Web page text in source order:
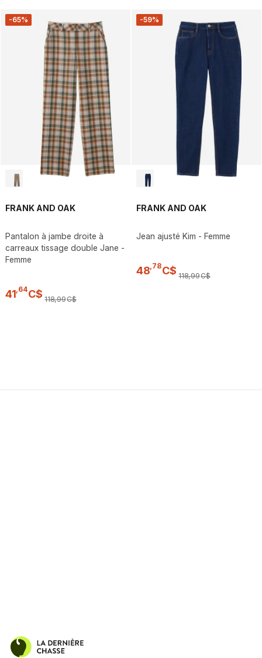
-65%
FRANK AND OAK
Pantalon à jambe droite à
carreaux tissage double Jane -
Femme
41,64C$ 118,99C$
-59%
FRANK AND OAK
Jean ajusté Kim - Femme
48,78C$ 118,99C$